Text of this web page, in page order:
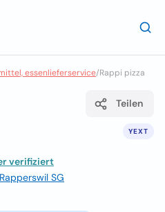
essenlieferservice/Rappi pizza
YEXT
Teilen
verifiziert
SG